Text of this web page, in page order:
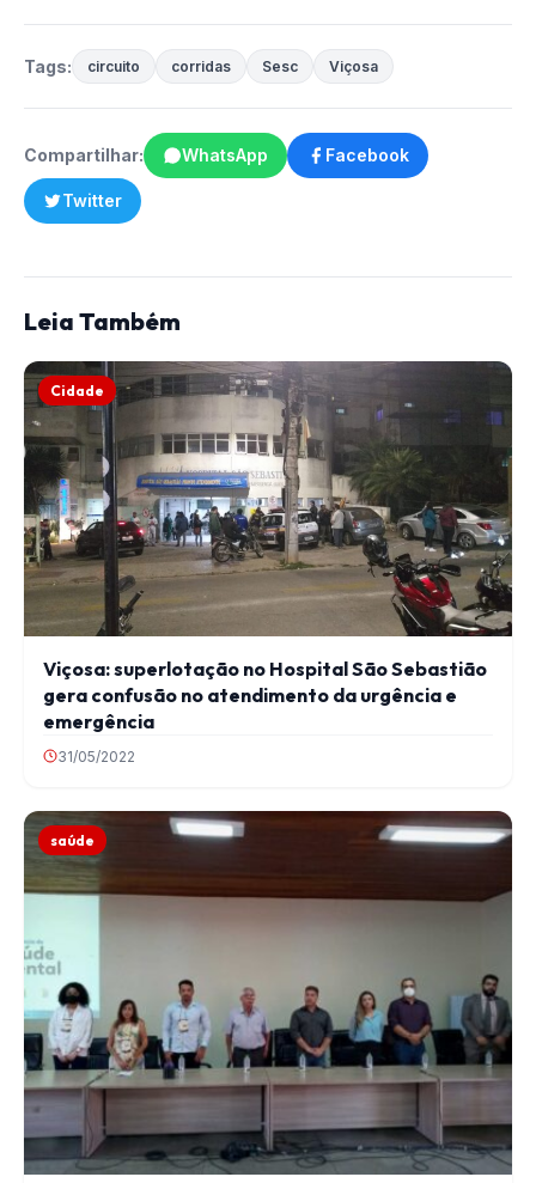
Tags: circuito corridas Sesc Viçosa
Compartilhar: WhatsApp Facebook
Twitter
Leia Também
Cidade
Viçosa: superlotação no Hospital São Sebastião
gera confusão no atendimento da urgência e
emergência
31/05/2022
saúde